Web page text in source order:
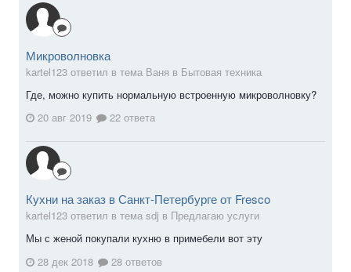
Микроволновка
kartel123 ответил в тема Ваня в Бытовая техника
Где, можно купить нормальную встроенную микроволновку?
20 авг 2019
22 ответа
Кухни на заказ в Санкт-Петербурге от Fresco
kartel123 ответил в тема sdj в Предлагаю услуги
Мы с женой покупали кухню в примебели вот эту
28 дек 2018
28 ответов